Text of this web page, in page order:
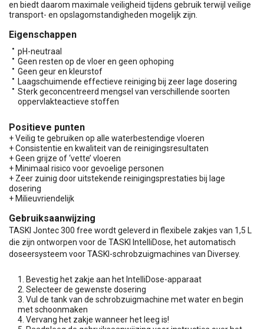
en biedt daarom maximale veiligheid tijdens gebruik terwijl veilige
transport- en opslagomstandigheden mogelijk zijn.
Eigenschappen
pH-neutraal
Geen resten op de vloer en geen ophoping
Geen geur en kleurstof
Laagschuimende effectieve reiniging bij zeer lage dosering
Sterk geconcentreerd mengsel van verschillende soorten
oppervlakteactieve stoffen
Positieve punten
+ Veilig te gebruiken op alle waterbestendige vloeren
+ Consistentie en kwaliteit van de reinigingsresultaten
+ Geen grijze of ‘vette’ vloeren
+ Minimaal risico voor gevoelige personen
+ Zeer zuinig door uitstekende reinigingsprestaties bij lage
dosering
+ Milieuvriendelijk
Gebruiksaanwijzing
TASKI Jontec 300 free wordt geleverd in flexibele zakjes van 1,5 L
die zijn ontworpen voor de TASKI IntelliDose, het automatisch
doseersysteem voor TASKI-schrobzuigmachines van Diversey.
Bevestig het zakje aan het IntelliDose-apparaat
Selecteer de gewenste dosering
Vul de tank van de schrobzuigmachine met water en begin
met schoonmaken
Vervang het zakje wanneer het leeg is!